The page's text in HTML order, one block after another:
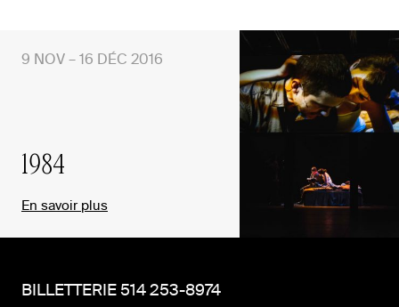
1984
9 NOV – 16 DÉC 2016
En savoir plus
BILLETTERIE 514 253-8974